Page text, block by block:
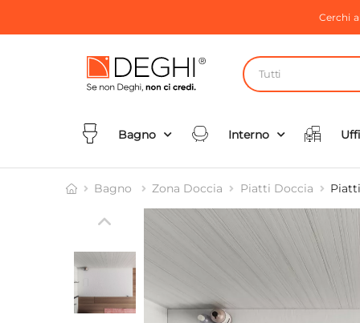
Cerchi
Tutti
Bagno Interno
Bagno Zona Doccia Piatti Doccia